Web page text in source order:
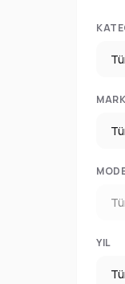
YIL